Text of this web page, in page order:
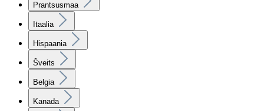
Prantsusmaa
Itaalia
Hispaania
Šveits
Belgia
Kanada